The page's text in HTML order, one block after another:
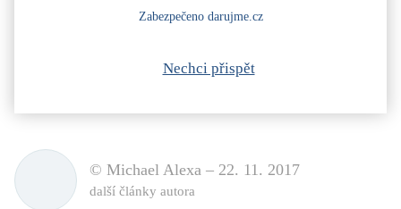
Zabezpečeno darujme.cz
Nechci přispět
© Michael Alexa – 22. 11. 2017
další články autora